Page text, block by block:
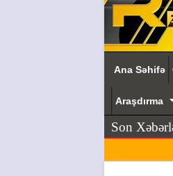
Ana Səhifə
Araşdırma
Son